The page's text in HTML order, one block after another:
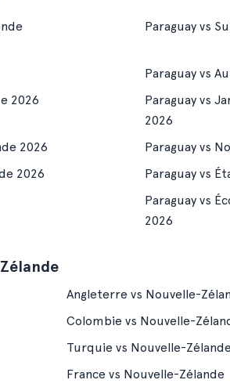
Paraguay vs
Paraguay vs
2026
Paraguay vs
2026
2026
Paraguay vs
2026
Paraguay vs
Paraguay vs
2026
Angleterre vs Nouvelle-
Colombie vs Nouvelle-
Turquie vs Nouvelle-
France vs Nouvelle-Zélande